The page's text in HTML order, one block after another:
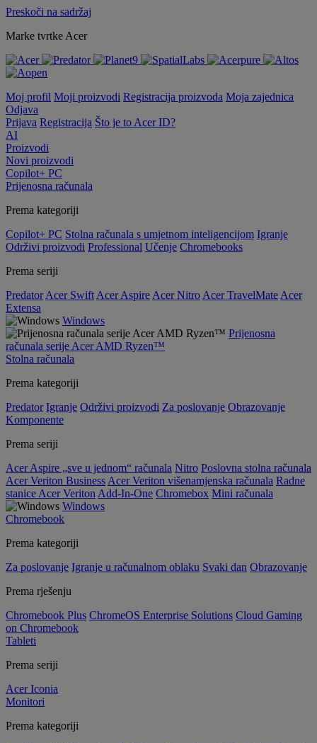
Preskoči na sadržaj
Marke tvrtke Acer
Moj profil Moji proizvodi Registracija proizvoda Moja zajednica
Odjava
Prijava Registracija Što je to Acer ID?
AI
Proizvodi
Novi proizvodi
Copilot+ PC
Prijenosna računala
Prema kategoriji
Copilot+ PC Stolna računala s umjetnom inteligencijom Igranje
Održivi proizvodi Professional Učenje Chromebooks
Prema seriji
Predator Acer Swift Acer Aspire Acer Nitro Acer TravelMate Acer
Extensa
Windows
Prijenosna
računala serije Acer AMD Ryzen™
Stolna računala
Prema kategoriji
Predator Igranje Održivi proizvodi Za poslovanje Obrazovanje
Komponente
Prema seriji
Acer Aspire „sve u jednom“ računala Nitro Poslovna stolna računala
Acer Veriton Business Acer Veriton višenamjenska računala Radne
stanice Acer Veriton Add-In-One Chromebox Mini računala
Windows
Chromebook
Prema kategoriji
Za poslovanje Igranje u računalnom oblaku Svaki dan Obrazovanje
Prema rješenju
Chromebook Plus ChromeOS Enterprise Solutions Cloud Gaming
on Chromebook
Tableti
Prema seriji
Acer Iconia
Monitori
Prema kategoriji